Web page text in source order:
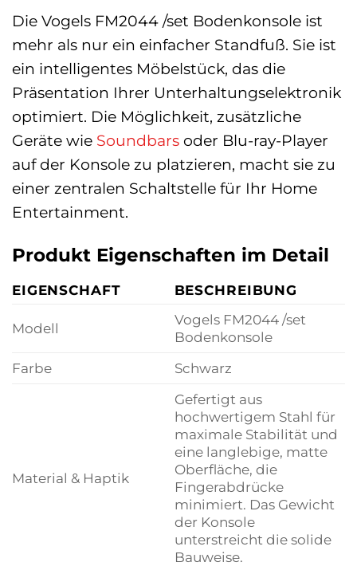
Die Vogels FM2044 /set Bodenkonsole ist
mehr als nur ein einfacher Standfuß. Sie ist
ein intelligentes Möbelstück, das die
Präsentation Ihrer Unterhaltungselektronik
optimiert. Die Möglichkeit, zusätzliche
Geräte wie Soundbars oder Blu-ray-Player
auf der Konsole zu platzieren, macht sie zu
einer zentralen Schaltstelle für Ihr Home
Entertainment.
Produkt Eigenschaften im Detail
EIGENSCHAFT BESCHREIBUNG
Modell
Vogels FM2044 /set
Bodenkonsole
Farbe
Schwarz
Material & Haptik
Gefertigt aus
hochwertigem Stahl für
maximale Stabilität und
eine langlebige, matte
Oberfläche, die
Fingerabdrücke
minimiert. Das Gewicht
der Konsole
unterstreicht die solide
Bauweise.